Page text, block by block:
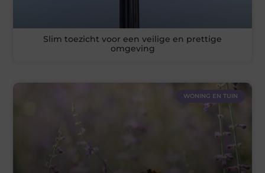
Slim toezicht voor een veilige en prettige
omgeving
WONING EN TUIN